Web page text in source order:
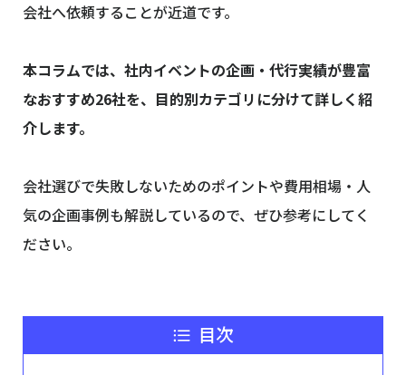
会社へ依頼することが近道です。
本コラムでは、社内イベントの企画・代行実績が豊富
なおすすめ26社を、目的別カテゴリに分けて詳しく紹
介します。
会社選びで失敗しないためのポイントや費用相場・人
気の企画事例も解説しているので、ぜひ参考にしてく
ださい。
目次